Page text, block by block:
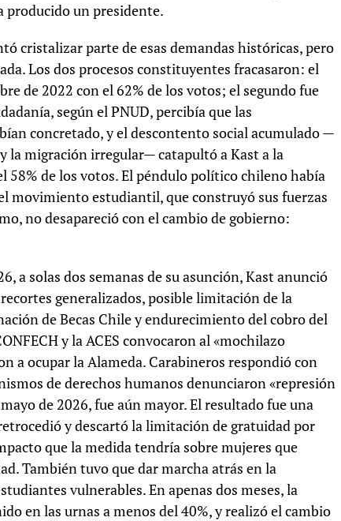
un presidente.
cristalizar parte de esas demandas históricas, pero
Los dos procesos constituyentes fracasaron: el
de 2022 con el 62% de los votos; el segundo fue
según el PNUD, percibía que las
concretado, y el descontento social acumulado —
la migración irregular— catapultó a Kast a la
58% de los votos. El péndulo político chileno había
movimiento estudiantil, que construyó sus fuerzas
no desapareció con el cambio de gobierno:
a solas dos semanas de su asunción, Kast anunció
generalizados, posible limitación de la
de Becas Chile y endurecimiento del cobro del
y la ACES convocaron al «mochilazo
a ocupar la Alameda. Carabineros respondió con
de derechos humanos denunciaron «represión
de 2026, fue aún mayor. El resultado fue una
y descartó la limitación de gratuidad por
que la medida tendría sobre mujeres que
También tuvo que dar marcha atrás en la
vulnerables. En apenas dos meses, la
en las urnas a menos del 40%, y realizó el cambio